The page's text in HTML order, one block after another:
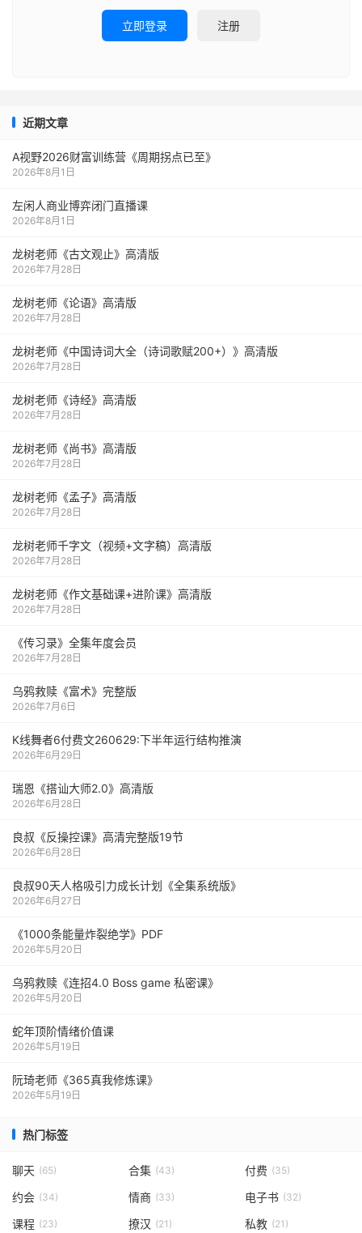
立即登录 注册
近期文章
A视野2026财富训练营《周期拐点已至》
2026年8月1日
左闲人商业博弈闭门直播课
2026年8月1日
龙树老师《古文观止》高清版
2026年7月28日
龙树老师《论语》高清版
2026年7月28日
龙树老师《中国诗词大全（诗词歌赋200+）》高清版
2026年7月28日
龙树老师《诗经》高清版
2026年7月28日
龙树老师《尚书》高清版
2026年7月28日
龙树老师《孟子》高清版
2026年7月28日
龙树老师千字文（视频+文字稿）高清版
2026年7月28日
龙树老师《作文基础课+进阶课》高清版
2026年7月28日
《传习录》全集年度会员
2026年7月28日
乌鸦救赎《富术》完整版
2026年7月6日
K线舞者6付费文260629:下半年运行结构推演
2026年6月29日
瑞恩《搭讪大师2.0》高清版
2026年6月28日
良叔《反操控课》高清完整版19节
2026年6月28日
良叔90天人格吸引力成长计划《全集系统版》
2026年6月27日
《1000‮能条‬‎量‮裂炸‬‎绝学》PDF
2026年5月20日
乌鸦救赎《连招4.0 Boss game 私密课》
2026年5月20日
蛇年顶阶情绪价值课
2026年5月19日
阮琦老师《365真我修炼课》
2026年5月19日
热门标签
聊天 (65) 合集 (43) 付费 (35)
约会 (34) 情商 (33) 电子书 (32)
课程 (23) 撩汉 (21) 私教 (21)